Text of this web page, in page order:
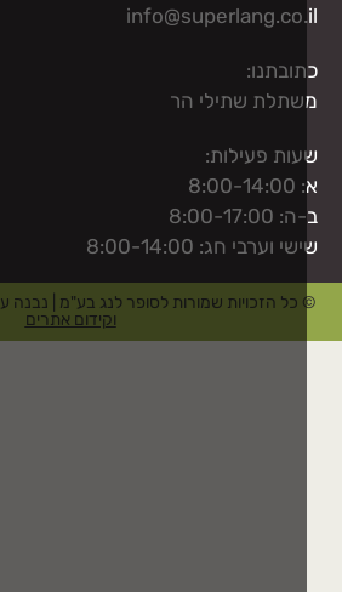
שתילי הר
פעילות:
17:00
וערבי חג: 8:00-14:00
כל הזכויות שמורות לסופר לנג בע"מ | נבנה על ידי
וקידום אתרים